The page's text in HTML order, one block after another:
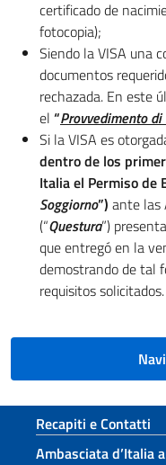
certificado de
fotocopia);
Siendo la VISA una
documentos
rechazada. En este
el “Provvedimento
Si la VISA es
dentro de los
Italia el Permiso de
Soggiorno”) ante las
(“Questura”)
que entregó en la
demostrando de tal
requisitos solicitados.
Sezione
Recapiti e Contatti
Ambasciata d’Italia